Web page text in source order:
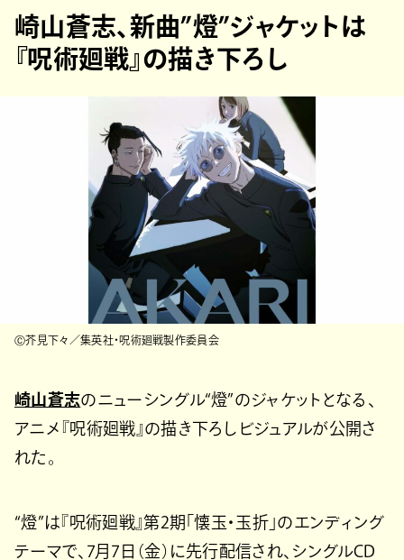
崎山蒼志、新曲”燈”ジャケットは
『呪術廻戦』の描き下ろし
Ⓒ芥見下々／集英社・呪術廻戦製作委員会
崎山蒼志のニューシングル“燈”のジャケットとなる、
アニメ『呪術廻戦』の描き下ろしビジュアルが公開さ
れた。
“燈”は『呪術廻戦』第2期「懐玉・玉折」のエンディング
テーマで、7月7日（金）に先行配信され、シングルCD